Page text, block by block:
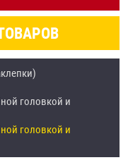
головкой и
головкой и